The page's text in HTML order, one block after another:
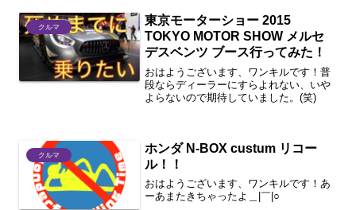
クルマ
東京モーターショー 2015
TOKYO MOTOR SHOW メルセ
デスベンツ ブース行ってみた！
おはようございます、ワンキルです！普
段ならディーラーにすらよれない、いや
よらないので期待していました。(笑)
クルマ
ホンダ N-BOX custum リコー
ル！！
おはようございます、ワンキルです！あ
ーあまたきちゃったよ＿|￣|○